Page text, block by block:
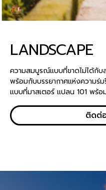
LANDSCAPE
ความสมบูรณ์แบบที่ขาดไม่ได้กั
พร้อมกับบรรยากาศแห่งความร่
แบบที่มาสเตอร์ แปลน 101 พร้
ติดต่